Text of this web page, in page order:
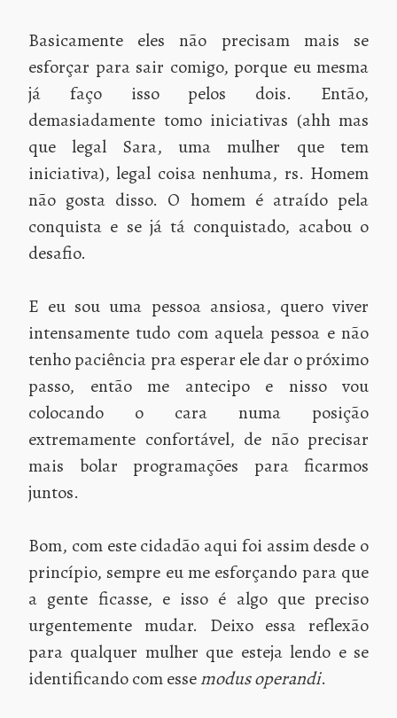
Basicamente eles não precisam mais se
esforçar para sair comigo, porque eu mesma
já faço isso pelos dois. Então,
demasiadamente tomo iniciativas (ahh mas
que legal Sara, uma mulher que tem
iniciativa), legal coisa nenhuma, rs. Homem
não gosta disso. O homem é atraído pela
conquista e se já tá conquistado, acabou o
desafio.
E eu sou uma pessoa ansiosa, quero viver
intensamente tudo com aquela pessoa e não
tenho paciência pra esperar ele dar o próximo
passo, então me antecipo e nisso vou
colocando o cara numa posição
extremamente confortável, de não precisar
mais bolar programações para ficarmos
juntos.
Bom, com este cidadão aqui foi assim desde o
princípio, sempre eu me esforçando para que
a gente ficasse, e isso é algo que preciso
urgentemente mudar. Deixo essa reflexão
para qualquer mulher que esteja lendo e se
identificando com essemodus operandi.